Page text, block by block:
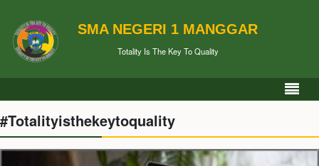
SMA NEGERI 1 MANGGAR
Totality Is The Key To Quality
#Totalityisthekeytoquality